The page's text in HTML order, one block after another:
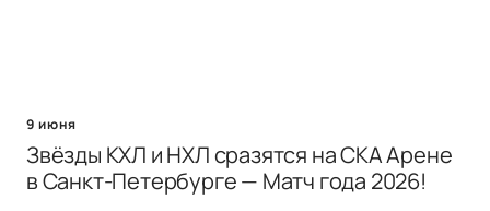
9 июня
Звёзды КХЛ и НХЛ сразятся на СКА Арене
в Санкт-Петербурге — Матч года 2026!